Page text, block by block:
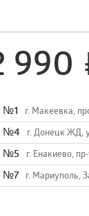
990
№1 г. Макеевка,
№4 г. Донецк ЖД,
№5 г. Енакиево,
№7 г. Мариуполь,